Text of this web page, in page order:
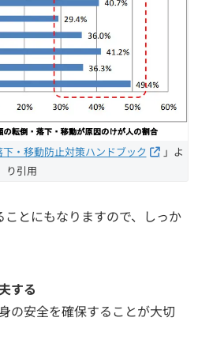
・移動防止対策ハンドブック
」よ
り引用
とにもなりますので、しっか
する
の安全を確保することが大切